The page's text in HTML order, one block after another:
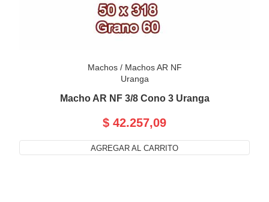
Machos/ Machos AR NF
Uranga
Macho AR NF 3/8 Cono 3 Uranga
$ 42.257,09
AGREGAR AL CARRITO